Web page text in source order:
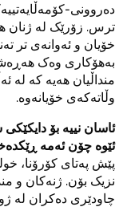
دەروونی-
ترس. زۆرێک لە ژنان
خۆیان و ئەوانەی تر
بەهۆکاری وەک
منداڵیان هەیە کە لە
وڵاتەکەی خۆیانەوە.
ئاسان نییە بۆ
ئێوە چۆن ئەمە
پێش پەتای کۆرۆنا،
نزیک بۆن. ژنەکان و
چاودێری دەکران لە